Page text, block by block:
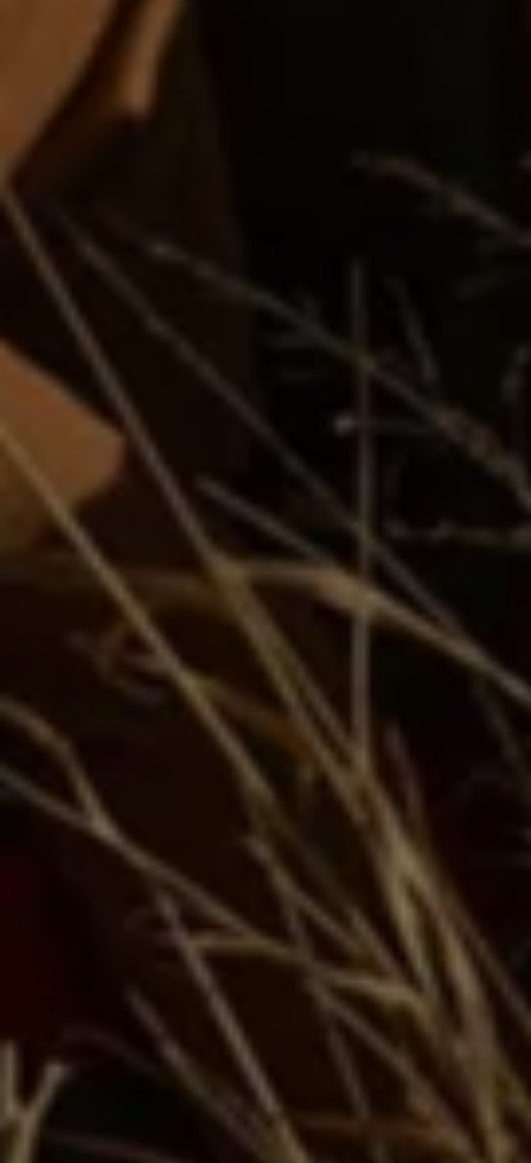
Volkswagen Kundenbetreuung
Warn- und Kontrollleuchten
Magazin
Pannen- und Unfallhilfe
Volkswagen Kundenbetreuung